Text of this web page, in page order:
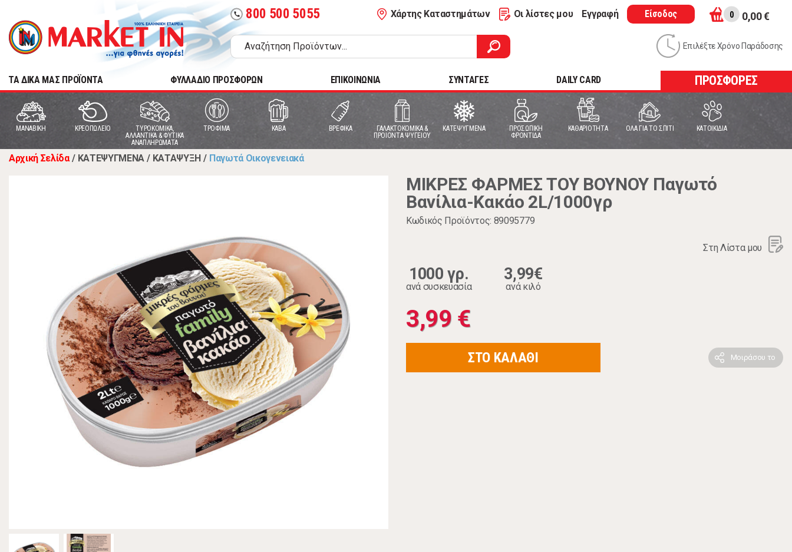
call 800 500 5055 Χάρτης Καταστημάτων Οι λίστες μου Εγγραφή Είσοδος 0 0,00 €
Επιλέξτε Χρόνο Παράδοσης
TA ΔΙΚΑ ΜΑΣ ΠΡΟΪΟΝΤΑ ΦΥΛΛΑΔΙΟ ΠΡΟΣΦΟΡΩΝ ΕΠΙΚΟΙΝΩΝΙΑ ΣΥΝΤΑΓΕΣ DAILY CARD ΠΡΟΣΦΟΡΕΣ
MANABIKH ΚΡΕΟΠΩΛΕΙΟ
ΤΥΡΟΚΟΜΙΚΑ,
ΑΛΛΑΝΤΙΚΑ & ΦΥΤΙΚΑ
ΑΝΑΠΛΗΡΩΜΑΤΑ
ΤΡΟΦΙΜΑ ΚΑΒΑ ΒΡΕΦΙΚΑ
ΓΑΛΑΚΤΟΚΟΜΙΚΑ &
ΠΡΟΙΟΝΤΑ ΨΥΓΕΙΟΥ
ΚΑΤΕΨΥΓΜΕΝΑ
ΠΡΟΣΩΠΙΚΗ
ΦΡΟΝΤΙΔΑ
ΚΑΘΑΡΙΟΤΗΤΑ ΟΛΑ ΓΙΑ ΤΟ ΣΠΙΤΙ ΚΑΤΟΙΚΙΔΙΑ
Αρχική Σελίδα / ΚΑΤΕΨΥΓΜΕΝΑ / ΚΑΤΑΨΥΞΗ / Παγωτά Οικογενειακά
ΜΙΚΡΕΣ ΦΑΡΜΕΣ ΤΟΥ ΒΟΥΝΟΥ Παγωτό
Βανίλια-Κακάο 2L/1000γρ
Κωδικός Προϊόντος: 89095779
Στη Λίστα μου
1000 γρ.
ανά συσκευασία
3,99€
ανά κιλό
3,99 €
ΣΤΟ ΚΑΛΑΘΙ Μοιράσου το